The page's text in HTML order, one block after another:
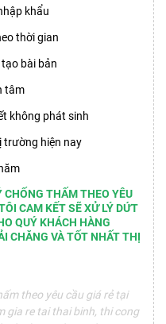
khẩu
thời gian
bài bản
tâm
không phát sinh
trường hiện nay
CHỐNG THẤM THEO YÊU
CAM KẾT SẼ XỬ LÝ DỨT
QUÝ KHÁCH HÀNG
CHĂNG VÀ TỐT NHẤT THỊ
theo yêu cầu giá rẻ tại
gia re tai thai binh, thi cong